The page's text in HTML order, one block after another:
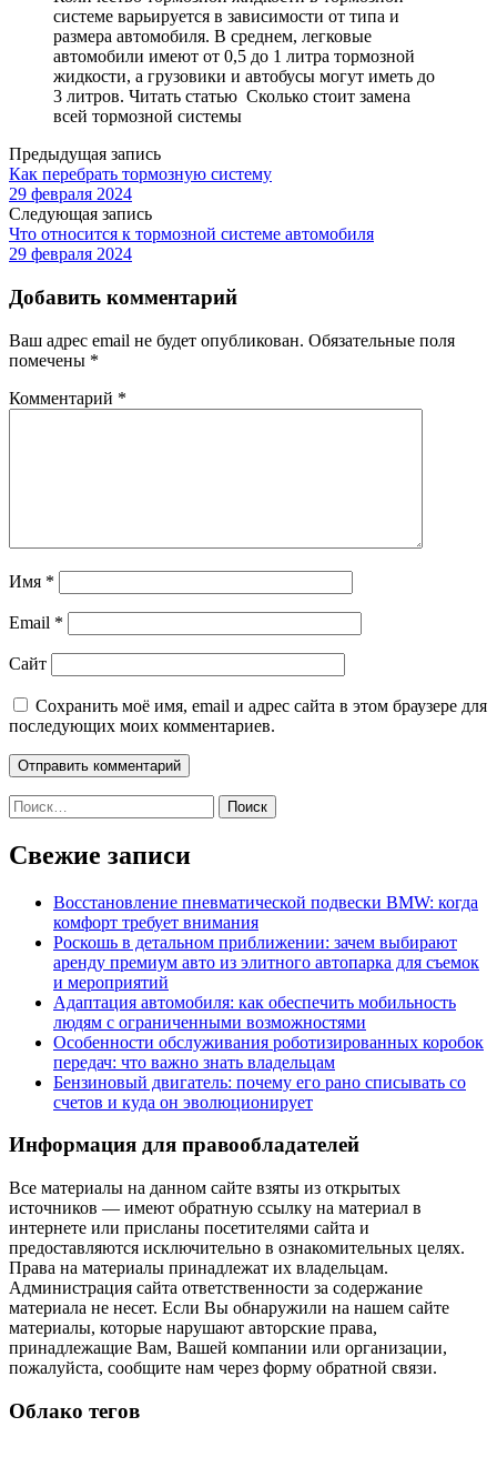
системе варьируется в зависимости от типа и
размера автомобиля. В среднем, легковые
автомобили имеют от 0,5 до 1 литра тормозной
жидкости, а грузовики и автобусы могут иметь до
3 литров. Читать статью Сколько стоит замена
всей тормозной системы
Предыдущая запись
Как перебрать тормозную систему
29 февраля 2024
Следующая запись
Что относится к тормозной системе автомобиля
29 февраля 2024
Добавить комментарий
Ваш адрес email не будет опубликован. Обязательные поля
помечены *
Комментарий *
Имя *
Email *
Сайт
Сохранить моё имя, email и адрес сайта в этом браузере для
последующих моих комментариев.
Найти:
Свежие записи
Восстановление пневматической подвески BMW: когда
комфорт требует внимания
Роскошь в детальном приближении: зачем выбирают
аренду премиум авто из элитного автопарка для съемок
и мероприятий
Адаптация автомобиля: как обеспечить мобильность
людям с ограниченными возможностями
Особенности обслуживания роботизированных коробок
передач: что важно знать владельцам
Бензиновый двигатель: почему его рано списывать со
счетов и куда он эволюционирует
Информация для правообладателей
Все материалы на данном сайте взяты из открытых
источников — имеют обратную ссылку на материал в
интернете или присланы посетителями сайта и
предоставляются исключительно в ознакомительных целях.
Права на материалы принадлежат их владельцам.
Администрация сайта ответственности за содержание
материала не несет. Если Вы обнаружили на нашем сайте
материалы, которые нарушают авторские права,
принадлежащие Вам, Вашей компании или организации,
пожалуйста, сообщите нам через форму обратной связи.
Облако тегов